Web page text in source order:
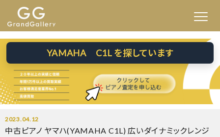
YAMAHA C1L を探しています
2023.04.12
中古ピアノ ヤマハ(YAMAHA C1L) 広いダイナミックレンジ